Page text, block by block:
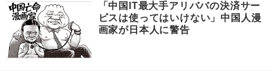
「中国IT最大手アリババの決済サー
ビスは使ってはいけない」中国人漫
画家が日本人に警告